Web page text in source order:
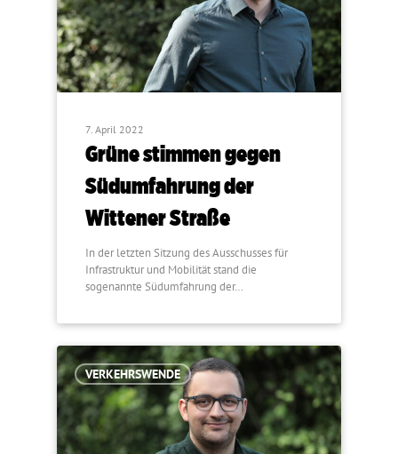
7. April 2022
Grüne stimmen gegen
Südumfahrung der
Wittener Straße
In der letzten Sitzung des Ausschusses für
Infrastruktur und Mobilität stand die
sogenannte Südumfahrung der…
VERKEHRSWENDE